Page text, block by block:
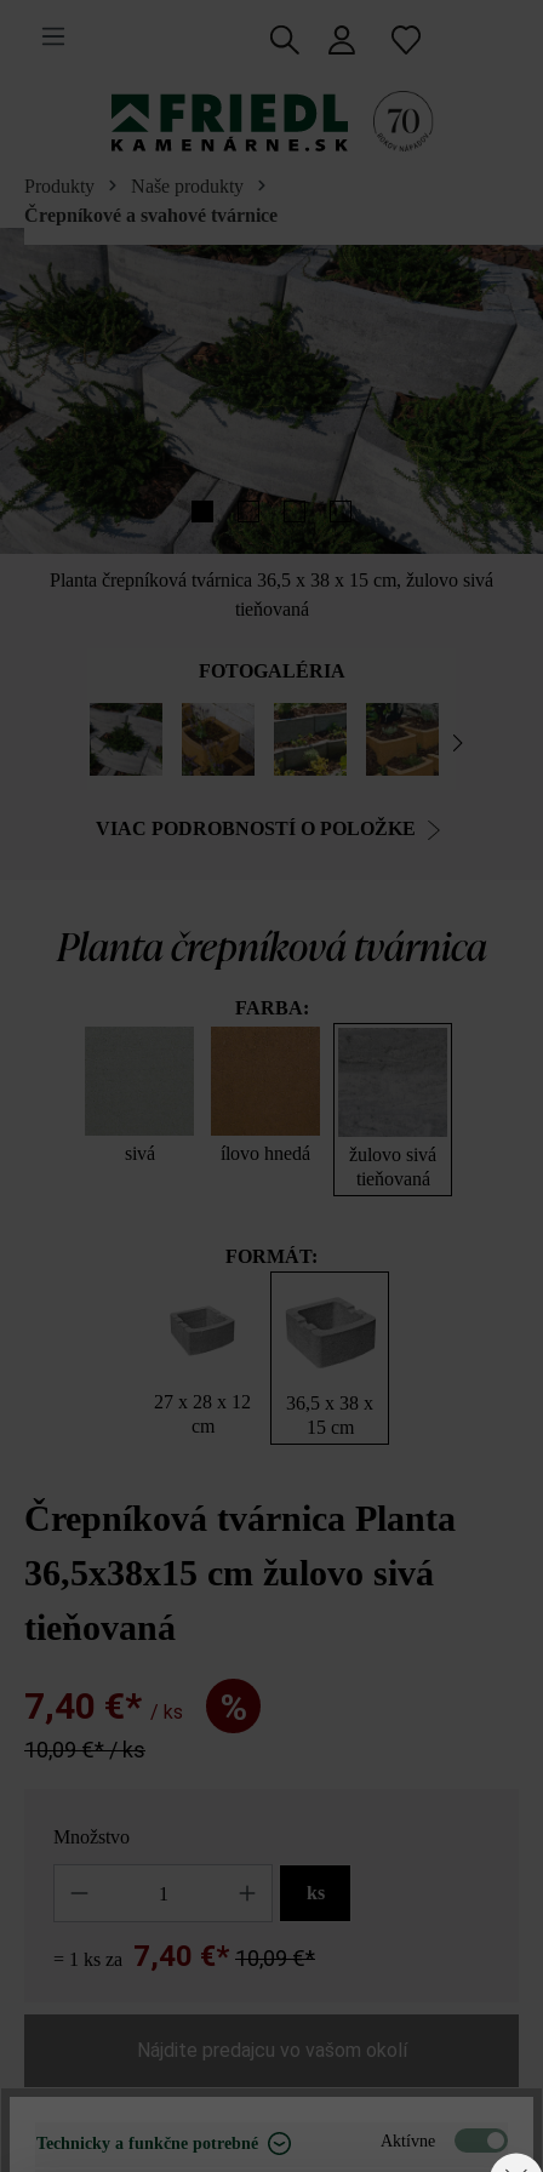
hlavný obsah
Produkty
Naše produkty
Črepníkové a svahové tvárnice
Planta črepníková tvárnica 36,5 x 38 x 15 cm, žulovo sivá
tieňovaná
FOTOGALÉRIA
VIAC PODROBNOSTÍ O POLOŽKE
Planta črepníková tvárnica
FARBA:
sivá ílovo hnedá
žulovo sivá
tieňovaná
FORMÁT:
27 x 28 x 12
cm
36,5 x 38 x
15 cm
Črepníková tvárnica Planta
36,5x38x15 cm žulovo sivá
tieňovaná
7,40 €* / ks %
10,09 €* / ks
Množstvo
ks
= 1 ks za 7,40 €* 10,09 €*
Nájdite predajcu vo vašom okolí
Pridať do zoznamu želaní
Technicky a funkčne potrebné Aktívne